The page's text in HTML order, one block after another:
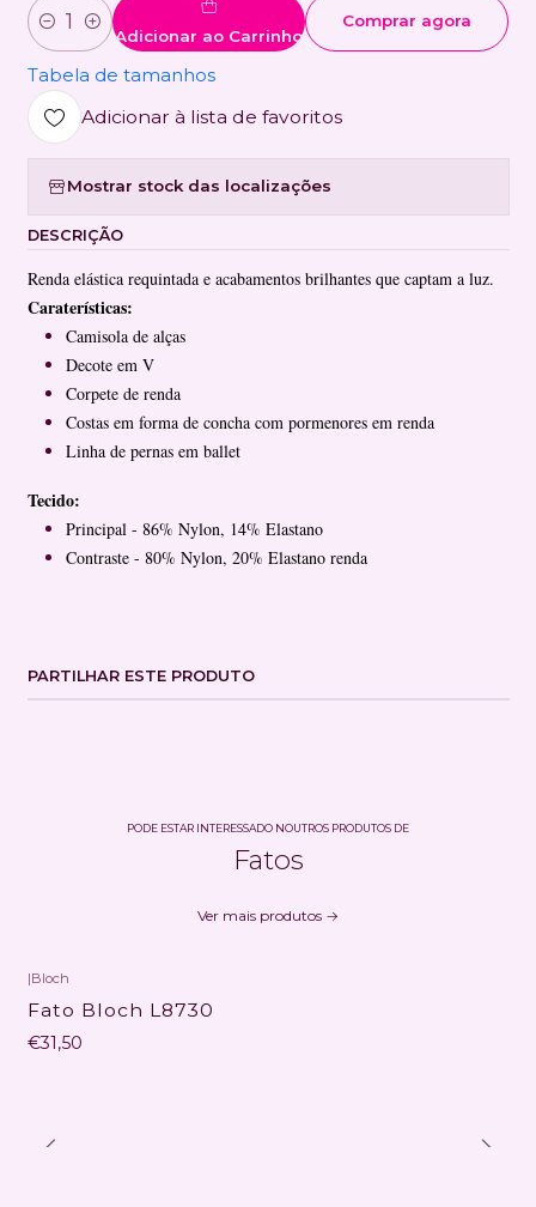
QuantidadeAdicionar ao Carrinho
Comprar agora
Tabela de tamanhos
Adicionar à lista de favoritos
Mostrar stock das localizações
DESCRIÇÃO
Renda elástica requintada e acabamentos brilhantes que captam a luz.
Caraterísticas:
Camisola de alças
Decote em V
Corpete de renda
Costas em forma de concha com pormenores em renda
Linha de pernas em ballet
Tecido:
Principal - 86% Nylon, 14% Elastano
Contraste - 80% Nylon, 20% Elastano renda
PARTILHAR ESTE PRODUTO
PODE ESTAR INTERESSADO NOUTROS PRODUTOS DE
Fatos
Ver mais produtos
|Bloch
Fato Bloch L8730
€31,50